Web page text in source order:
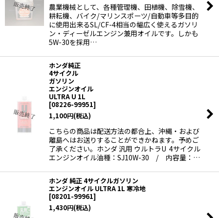
農業機械として、各種管理機、田植機、除雪機、
耕耘機、バイク/マリンスポーツ/自動車等多目的
に使用出来るSL/CF-4相当の幅広く使えるガソリ
ン・ディーゼルエンジン兼用オイルです。しかも
5W-30を採用…
ホンダ純正
4サイクル
ガソリン
エンジンオイル
ULTRA U 1L
[08226-99951]
1,100円(税込)
こちらの商品は配送方法の都合上、沖縄・および
離島へはお送りすることができかねます。予めご
了承ください。ホンダ 汎用 ウルトラU 4サイクル
エンジンオイル油種：SJ10W-30 / 内容量：…
ホンダ 純正 4サイクルガソリン
エンジンオイル ULTRA 1L 寒冷地
[08201-99961]
1,430円(税込)